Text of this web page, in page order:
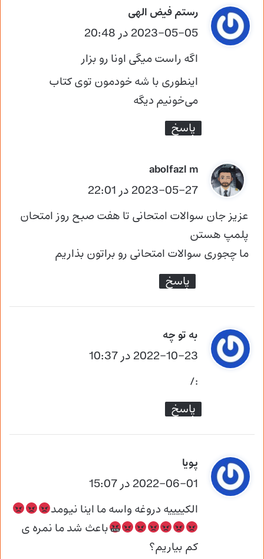
رستم فیض الهی
ف
ت
:
2023-05-05 در 20:48
اگه راست میگی اونا رو بزار
اینطوری با شه خودمون توی کتاب
می‌خونیم دیگه
پاسخ
abolfazl m
ف
ت
2023-05-27 در 22:01
عزیز جان سوالات امتحانی تا هفت صبح روز امتحان
پلمپ هستن
ما چجوری سوالات امتحانی رو براتون بذاریم
پاسخ
به تو چه
ف
2022-10-23 در 10:37
:/
پاسخ
پویا
ف
ت
:
2022-06-01 در 15:07
الکییییه دروغه واسه ما اینا نیومد
باعث شد ما نمره ی
کم بیاریم؟